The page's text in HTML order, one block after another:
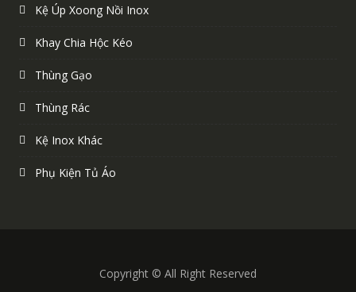
Kệ Úp Xoong Nồi Inox
Khay Chia Hộc Kéo
Thùng Gạo
Thùng Rác
Kệ Inox Khác
Phụ Kiện Tủ Áo
Copyright © All Right Reserved